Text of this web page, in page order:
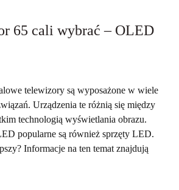
65 cali wybrać – OLED
telewizory są wyposażone w wiele
Urządzenia te różnią się między
technologią wyświetlania obrazu.
popularne są również sprzęty LED.
Informacje na ten temat znajdują